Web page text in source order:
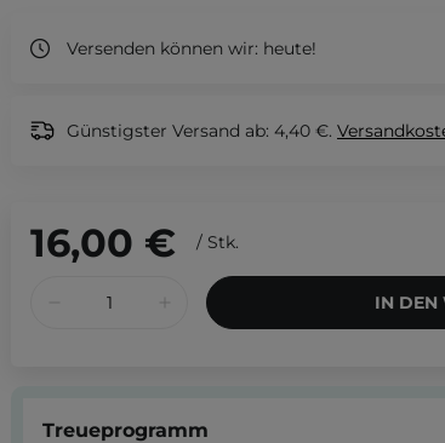
Versenden können wir: heute!
Günstigster Versand ab: 4,40 €.
16,00 € / Stk.
IN DEN
Treueprogramm